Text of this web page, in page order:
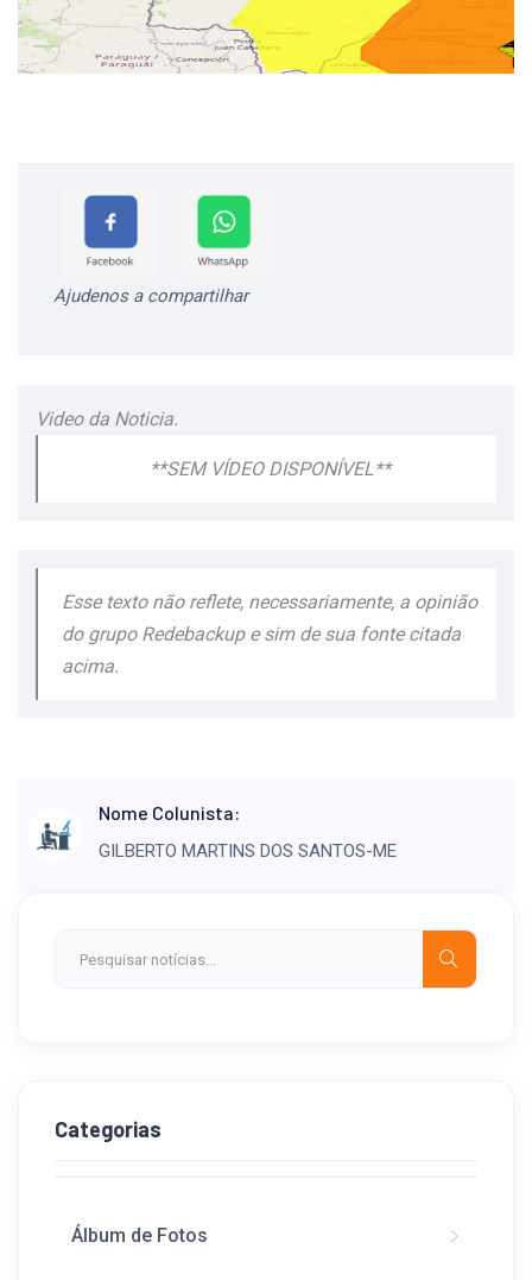
Ajudenos a compartilhar
Video da Noticia.
**SEM VÍDEO DISPONÍVEL**
Esse texto não reflete, necessariamente, a opinião
do grupo Redebackup e sim de sua fonte citada
acima.
Nome Colunista:
GILBERTO MARTINS DOS SANTOS-ME
Categorias
Álbum de Fotos